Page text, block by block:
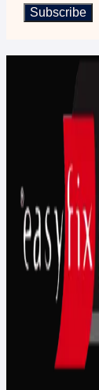
Subscribe